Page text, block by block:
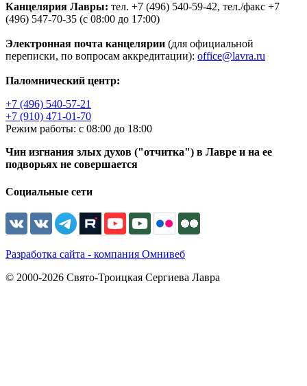
Канцелярия Лавры: тел. +7 (496) 540-59-42, тел./факс +7
(496) 547-70-35 (с 08:00 до 17:00)
Электронная почта канцелярии (для официальной
переписки, по вопросам аккредитации): office@lavra.ru
Паломнический центр:
+7 (496) 540-57-21
+7 (910) 471-01-70
Режим работы: с 08:00 до 18:00
Чин изгнания злых духов ("отчитка") в Лавре и на ее
подворьях не совершается
Социальные сети
Разработка сайта - компания Омнивеб
© 2000-2026 Свято-Троицкая Сергиева Лавра